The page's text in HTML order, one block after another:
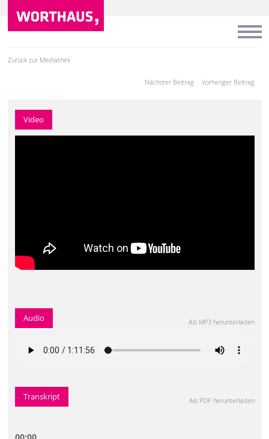
Zurück zur Mediathek
Vorheriger Beitrag
Nächster Beitrag
Video
Audio Als MP3 herunterladen
Transkript Als PDF herunterladen